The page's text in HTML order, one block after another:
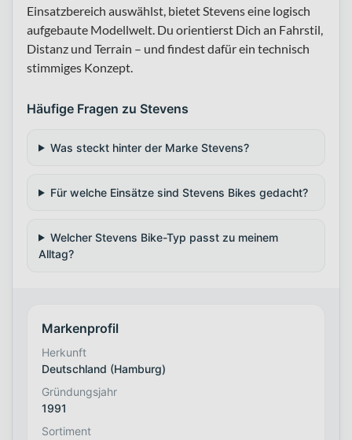
Einsatzbereich auswählst, bietet Stevens eine logisch
aufgebaute Modellwelt. Du orientierst Dich an Fahrstil,
Distanz und Terrain – und findest dafür ein technisch
stimmiges Konzept.
Häufige Fragen zu Stevens
Was steckt hinter der Marke Stevens?
Für welche Einsätze sind Stevens Bikes gedacht?
Welcher Stevens Bike-Typ passt zu meinem
Alltag?
Markenprofil
Herkunft
Deutschland (Hamburg)
Gründungsjahr
1991
Sortiment